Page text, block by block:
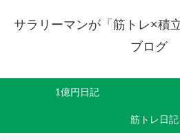
サラリーマンが「筋トレ×積
ブログ
1億円日記
筋トレ日記